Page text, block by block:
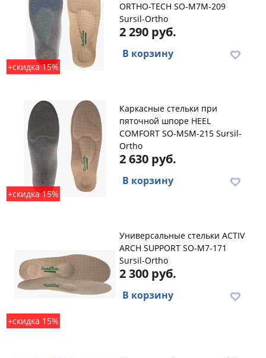
+скидка 15%
ORTHO-TECH SO-M7M-209
Sursil-Ortho
2 290 руб.
В корзину
+скидка 15%
Каркасные стельки при
пяточной шпоре HEEL
COMFORT SO-M5M-215 Sursil-
Ortho
2 630 руб.
В корзину
+скидка 15%
Универсальные стельки ACTIV
ARCH SUPPORT SO-M7-171
Sursil-Ortho
2 300 руб.
В корзину